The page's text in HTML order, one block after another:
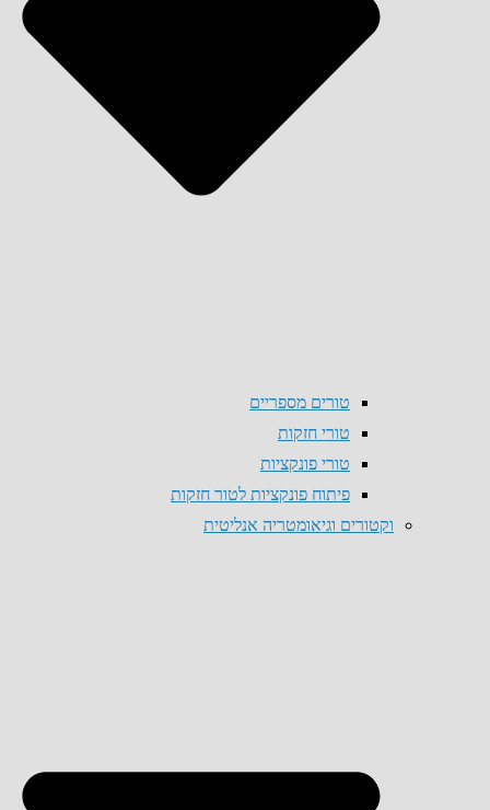
טורים מספריים
טורי חזקות
טורי פונקציות
פיתוח פונקציות לטור חזקות
וקטורים וגיאומטריה אנליטית